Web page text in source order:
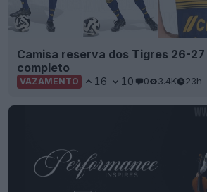
Camisa reserva dos Tigres 26-
completo
VAZAMENTO 16 10 0 3.4K 23h